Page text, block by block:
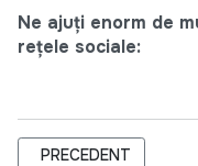
Ne ajuți enorm de
rețele sociale:
ARTICOL
PRECEDENT